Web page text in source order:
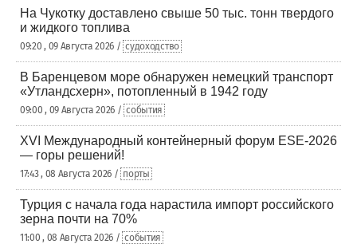
На Чукотку доставлено свыше 50 тыс. тонн твердого
и жидкого топлива
09:20 , 09 Августа 2026 / судоходство
В Баренцевом море обнаружен немецкий транспорт
«Утландсхерн», потопленный в 1942 году
09:00 , 09 Августа 2026 / события
XVI Международный контейнерный форум ESE-2026
— горы решений!
17:43 , 08 Августа 2026 / порты
Турция с начала года нарастила импорт российского
зерна почти на 70%
11:00 , 08 Августа 2026 / события